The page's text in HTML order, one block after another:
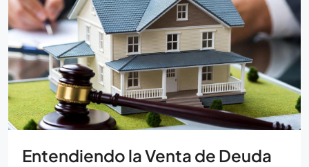
Entendiendo la Venta de Deuda